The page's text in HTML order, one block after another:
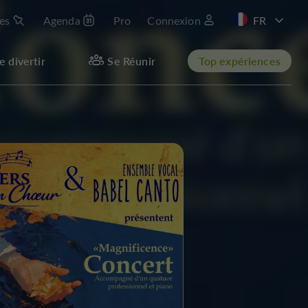
Agenda Pro Connexion
divertir Se Réunir Top expériences